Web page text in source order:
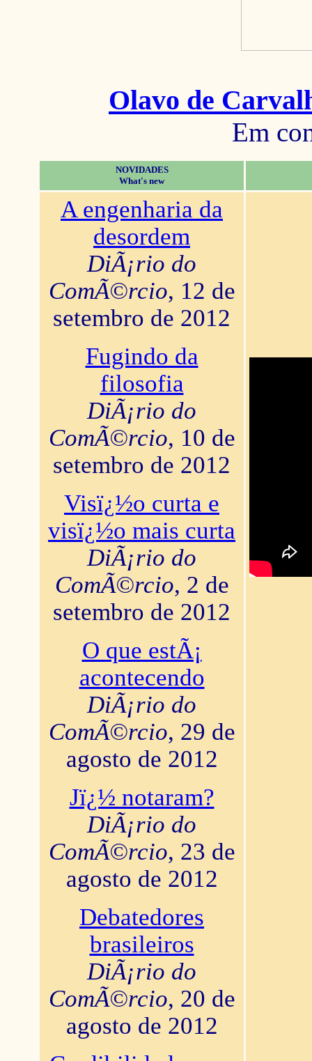
Olavo de
Em
NOVIDADES
What's new
A engenharia da
desordem
DiÃ¡rio do
ComÃ©rcio, 12 de
setembro de 2012
Fugindo da
filosofia
DiÃ¡rio do
ComÃ©rcio, 10 de
setembro de 2012
Visï¿½o curta e
visï¿½o mais curta
DiÃ¡rio do
ComÃ©rcio, 2 de
setembro de 2012
O que estÃ¡
acontecendo
DiÃ¡rio do
ComÃ©rcio, 29 de
agosto de 2012
Jï¿½ notaram?
DiÃ¡rio do
ComÃ©rcio, 23 de
agosto de 2012
Debatedores
brasileiros
DiÃ¡rio do
ComÃ©rcio, 20 de
agosto de 2012